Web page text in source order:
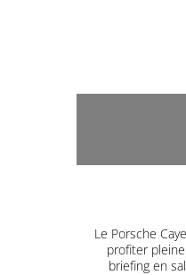
Le Porsche
profiter
briefing en